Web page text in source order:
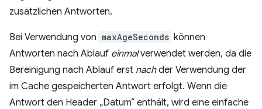
zusätzlichen Antworten.
Bei Verwendung von maxAgeSeconds können
Antworten nach Ablauf einmalverwendet werden, da die
Bereinigung nach Ablauf erst nachder Verwendung der
im Cache gespeicherten Antwort erfolgt. Wenn die
Antwort den Header „Datum“ enthält, wird eine einfache